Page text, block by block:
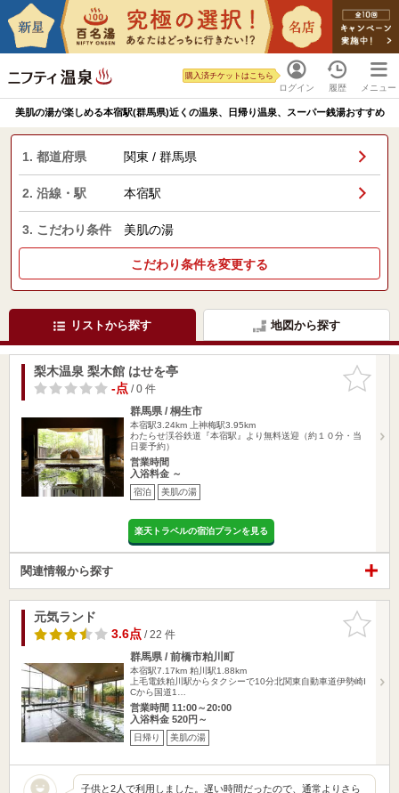
ログイン
購入済チケットはこちら
履歴 メニュー
美肌の湯が楽しめる本宿駅(群馬県)近くの温泉、日帰り温泉、スーパー銭湯おすすめ
1. 都道府県 関東 / 群馬県
2. 沿線・駅 本宿駅
3. こだわり条件 美肌の湯
こだわり条件を変更する
リストから探す 地図から探す
お気に入
りに追加
梨木温泉 梨木館 はせを亭
-点/ 0 件
群馬県 / 桐生市
本宿駅3.24km
上神梅駅3.95km
わたらせ渓谷鉄道『本宿駅』より無料送迎（約１０分・当
日要予約）
営業時間
入浴料金 ～
宿泊 美肌の湯
楽天トラベルの宿泊プランを見る
関連情報から探す
お気に入
りに追加
元気ランド
3.6点/ 22 件
群馬県 / 前橋市粕川町
本宿駅7.17km 粕川駅1.88km
上毛電鉄粕川駅からタクシーで10分北関東自動車道伊勢崎I
Cから国道1…
営業時間 11:00～20:00
入浴料金 520円～
日帰り 美肌の湯
子供と2人で利用しました。遅い時間だったので、通常よりさら